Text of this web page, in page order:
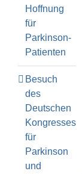
Hoffnung
für
Parkinson-
Patienten
Besuch
des
Deutschen
Kongresses
für
Parkinson
und